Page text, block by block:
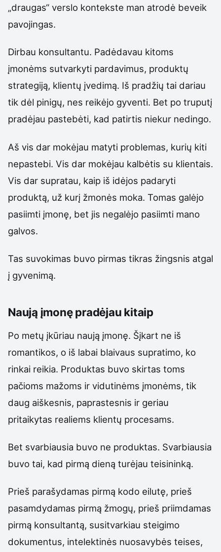
„draugas“ verslo kontekste man atrodė beveik
pavojingas.
Dirbau konsultantu. Padėdavau kitoms
įmonėms sutvarkyti pardavimus, produktų
strategiją, klientų įvedimą. Iš pradžių tai dariau
tik dėl pinigų, nes reikėjo gyventi. Bet po truputį
pradėjau pastebėti, kad patirtis niekur nedingo.
Aš vis dar mokėjau matyti problemas, kurių kiti
nepastebi. Vis dar mokėjau kalbėtis su klientais.
Vis dar supratau, kaip iš idėjos padaryti
produktą, už kurį žmonės moka. Tomas galėjo
pasiimti įmonę, bet jis negalėjo pasiimti mano
galvos.
Tas suvokimas buvo pirmas tikras žingsnis atgal
į gyvenimą.
Naują įmonę pradėjau kitaip
Po metų įkūriau naują įmonę. Šįkart ne iš
romantikos, o iš labai blaivaus supratimo, ko
rinkai reikia. Produktas buvo skirtas toms
pačioms mažoms ir vidutinėms įmonėms, tik
daug aiškesnis, paprastesnis ir geriau
pritaikytas realiems klientų procesams.
Bet svarbiausia buvo ne produktas. Svarbiausia
buvo tai, kad pirmą dieną turėjau teisininką.
Prieš parašydamas pirmą kodo eilutę, prieš
pasamdydamas pirmą žmogų, prieš priimdamas
pirmą konsultantą, susitvarkiau steigimo
dokumentus, intelektinės nuosavybės teises,